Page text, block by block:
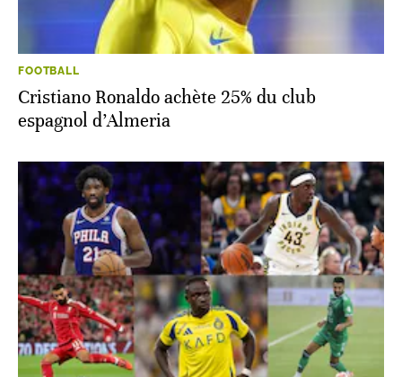
FOOTBALL
Cristiano Ronaldo achète 25% du club
espagnol d’Almeria